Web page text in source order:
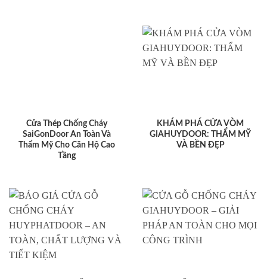
Cửa Thép Chống Cháy
SaiGonDoor An Toàn Và
Thẩm Mỹ Cho Căn Hộ Cao
Tầng
KHÁM PHÁ CỬA VÒM
GIAHUYDOOR: THẨM MỸ
VÀ BỀN ĐẸP